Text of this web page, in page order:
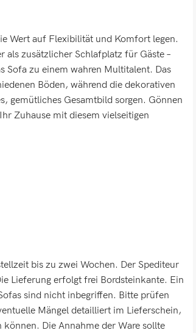
Wert auf Flexibilität und Komfort legen.
als zusätzlicher Schlafplatz für Gäste –
Sofa zu einem wahren Multitalent. Das
Böden, während die dekorativen
gemütliches Gesamtbild sorgen. Gönnen
Zuhause mit diesem vielseitigen
bis zu zwei Wochen. Der Spediteur
Lieferung erfolgt frei Bordsteinkante. Ein
sind nicht inbegriffen. Bitte prüfen
Mängel detailliert im Lieferschein,
Die Annahme der Ware sollte